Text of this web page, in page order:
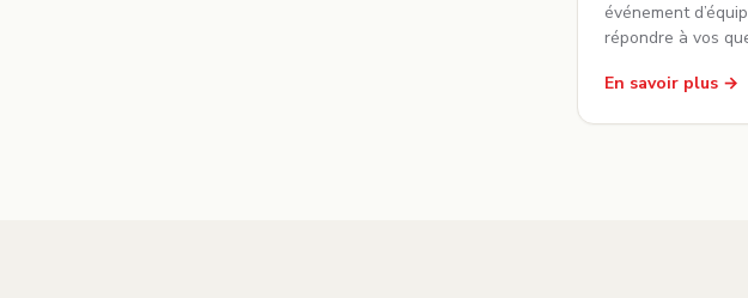
événement
répondre à vos
En savoir plus